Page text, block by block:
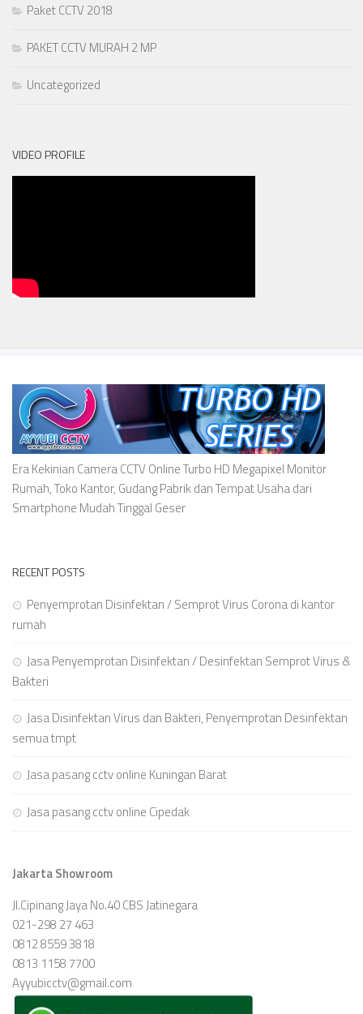
Paket CCTV 2018
PAKET CCTV MURAH 2 MP
Uncategorized
VIDEO PROFILE
Era Kekinian Camera CCTV Online Turbo HD Megapixel Monitor
Rumah, Toko Kantor, Gudang Pabrik dan Tempat Usaha dari
Smartphone Mudah Tinggal Geser
RECENT POSTS
Penyemprotan Disinfektan / Semprot Virus Corona di kantor
rumah
Jasa Penyemprotan Disinfektan / Desinfektan Semprot Virus &
Bakteri
Jasa Disinfektan Virus dan Bakteri, Penyemprotan Desinfektan
semua tmpt
Jasa pasang cctv online Kuningan Barat
Jasa pasang cctv online Cipedak
Jakarta Showroom
Jl.Cipinang Jaya No.40 CBS Jatinegara
021-298 27 463
0812 8559 3818
0813 1158 7700
Ayyubicctv@gmail.com